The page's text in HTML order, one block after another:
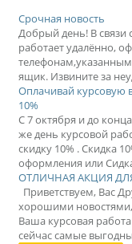
Срочная новость
Добрый день! В связи
работает удалённо,
ящик. Извините за
Оплачивай курсовую
10%
С 7 октября и до
же день курсовой
скидку 10% . Скидка
оформления или
ОТЛИЧНАЯ АКЦИЯ
Приветствуем, Вас
хорошими новостями,
Ваша курсовая
сейчас самые